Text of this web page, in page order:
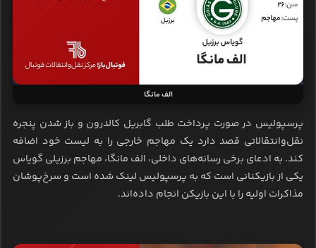
الف مانگا
پرسپولیس در صورت پرداخت طلب گابریل کالدرون و باز شدن پنجره
نقل‌وانتقالاتی قصد دارد یک مهاجم خارجی را به لیست خود اضافه
کند. به ادعای برخی رسانه‌های داخلی، الف مانگا، مهاجم برزیلی گویاس
یکی از بازیکنانی است که به پرسپولیس لینک شده است و سرخ‌پوشان
مذاکرات اولیه را با این بازیکن انجام داده‌اند.